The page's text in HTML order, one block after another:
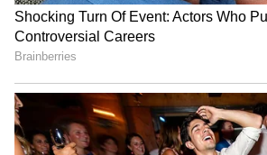
ஒருவரிடம் காரை விற்பனை
இருப்பது தெரியவந்துள்ளது.
விசாரணை நடத்த போலீசார்
திட்டமிட்டுள்ளனர்.